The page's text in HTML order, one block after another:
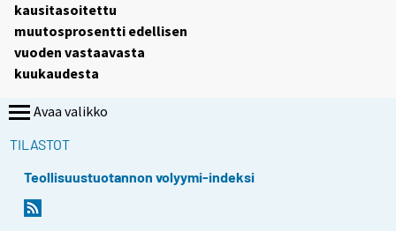
kausitasoitettu
muutosprosentti edellisen
vuoden vastaavasta
kuukaudesta
Avaa valikko
TILASTOT
Teollisuustuotannon volyymi-indeksi